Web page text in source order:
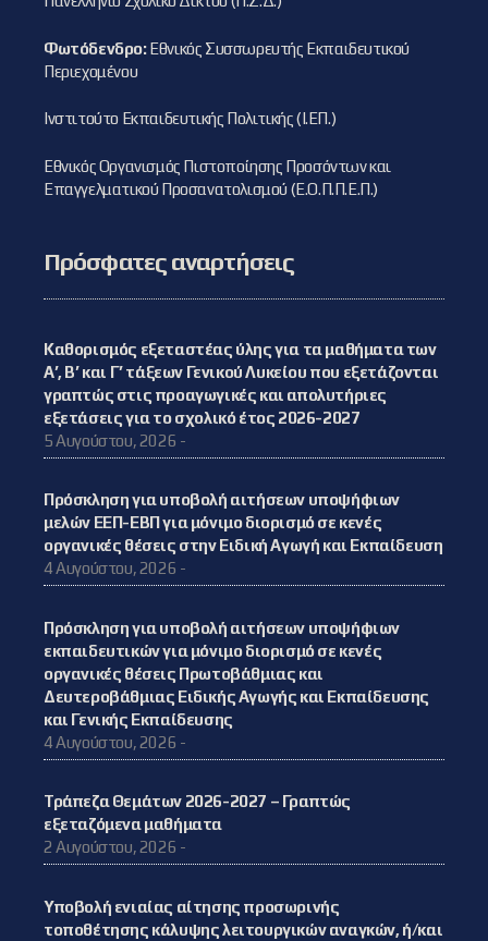
Φωτόδενδρο:Εθνικός Συσσωρευτής Εκπαιδευτικού
Περιεχομένου
Ινστιτούτο Εκπαιδευτικής Πολιτικής (Ι.ΕΠ.)
Εθνικός Οργανισμός Πιστοποίησης Προσόντων και
Επαγγελματικού Προσανατολισμού (Ε.Ο.Π.Π.Ε.Π.)
Πρόσφατες αναρτήσεις
Καθορισμός εξεταστέας ύλης για τα μαθήματα των
Α’, Β’ και Γ’ τάξεων Γενικού Λυκείου που εξετάζονται
γραπτώς στις προαγωγικές και απολυτήριες
εξετάσεις για το σχολικό έτος 2026-2027
5 Αυγούστου, 2026 -
Πρόσκληση για υποβολή αιτήσεων υποψήφιων
μελών ΕΕΠ-ΕΒΠ για μόνιμο διορισμό σε κενές
οργανικές θέσεις στην Ειδική Αγωγή και Εκπαίδευση
4 Αυγούστου, 2026 -
Πρόσκληση για υποβολή αιτήσεων υποψήφιων
εκπαιδευτικών για μόνιμο διορισμό σε κενές
οργανικές θέσεις Πρωτοβάθμιας και
Δευτεροβάθμιας Ειδικής Αγωγής και Εκπαίδευσης
και Γενικής Εκπαίδευσης
4 Αυγούστου, 2026 -
Τράπεζα Θεμάτων 2026-2027 – Γραπτώς
εξεταζόμενα μαθήματα
2 Αυγούστου, 2026 -
Υποβολή ενιαίας αίτησης προσωρινής
τοποθέτησης κάλυψης λειτουργικών αναγκών, ή/και